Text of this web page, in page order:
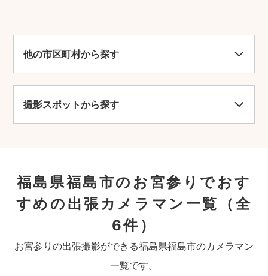
他の市区町村から探す
撮影スポットから探す
福島県福島市のお宮参りでおす
すめの出張カメラマン一覧
（全
6件）
お宮参りの出張撮影ができる福島県福島市のカメラマン
一覧です。